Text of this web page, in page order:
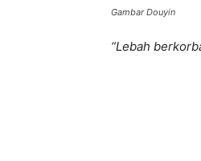
Gambar Douyin
“Lebah